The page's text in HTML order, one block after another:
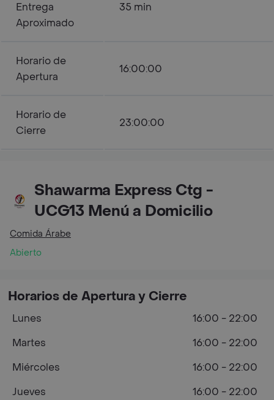
Entrega
Aproximado
35 min
Horario de
Apertura
16:00:00
Horario de
Cierre
23:00:00
Shawarma Express Ctg -
UCG13 Menú a Domicilio
Comida Árabe
Abierto
Horarios de Apertura y Cierre
Lunes
16:00 - 22:00
Martes
16:00 - 22:00
Miércoles
16:00 - 22:00
Jueves
16:00 - 22:00